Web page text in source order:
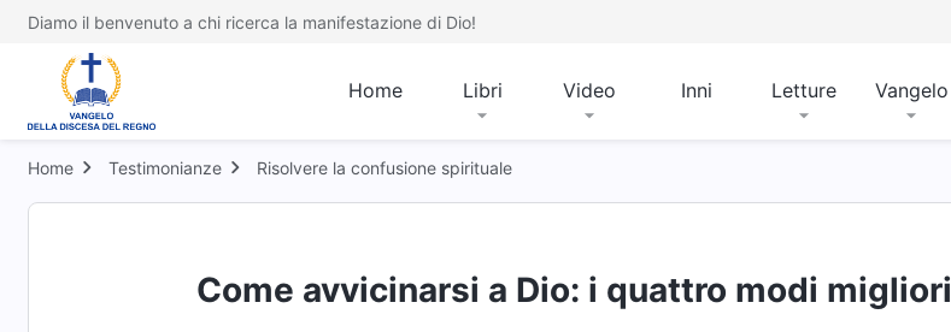
Diamo il benvenuto a chi ricerca la manifestazione di Dio!
Home Libri Video Inni Letture Vangelo
Home Testimonianze Risolvere la confusione spirituale
Come avvicinarsi a Dio: i quattro modi migliori